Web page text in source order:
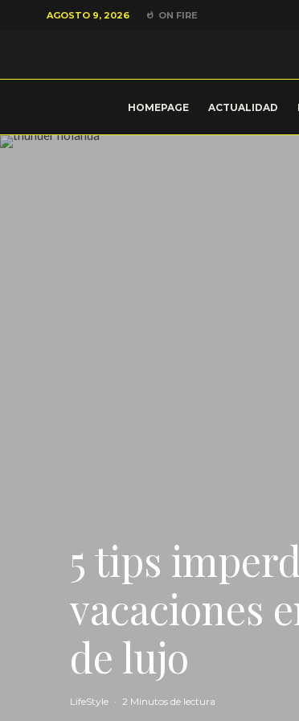
AGOSTO 9, 2026 ON FIRE
HOMEPAGE ACTUALIDAD
5 tips
vacaciones
de lujo
LifeStyle · 2 Minutos de lectura